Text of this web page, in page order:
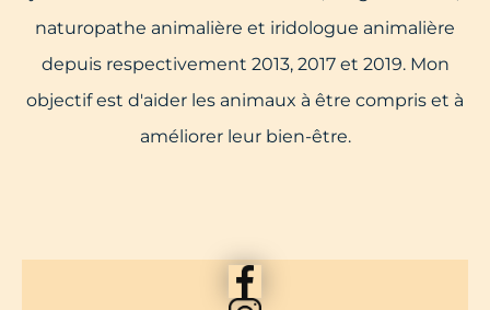
naturopathe animalière et iridologue animalière
depuis respectivement 2013, 2017 et 2019. Mon
objectif est d'aider les animaux à être compris et à
améliorer leur bien-être.